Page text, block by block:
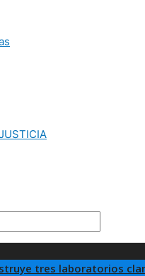
tres laboratorios